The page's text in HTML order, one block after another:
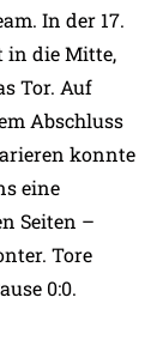
In der 17.
in die Mitte,
Tor. Auf
Abschluss
konnte
eine
Seiten –
Tore
0:0.